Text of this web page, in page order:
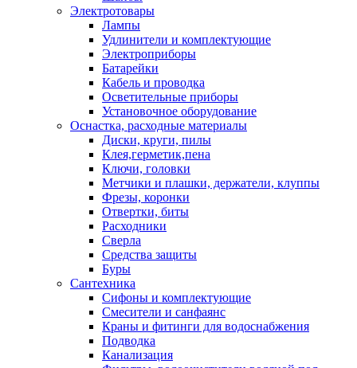
Электротовары
Лампы
Удлинители и комплектующие
Электроприборы
Батарейки
Кабель и проводка
Осветительные приборы
Установочное оборудование
Оснастка, расходные материалы
Диски, круги, пилы
Клея,герметик,пена
Ключи, головки
Метчики и плашки, держатели, клуппы
Фрезы, коронки
Отвертки, биты
Расходники
Сверла
Средства защиты
Буры
Сантехника
Сифоны и комплектующие
Смесители и санфаянс
Краны и фитинги для водоснабжения
Подводка
Канализация